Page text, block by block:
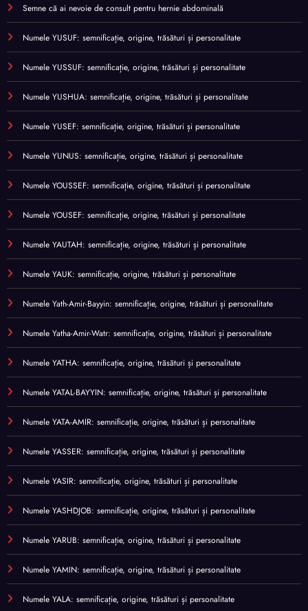
Semne că ai nevoie de consult pentru hernie abdominală
Numele YUSUF: semnificație, origine, trăsături și personalitate
Numele YUSSUF: semnificație, origine, trăsături și personalitate
Numele YUSHUA: semnificație, origine, trăsături și personalitate
Numele YUSEF: semnificație, origine, trăsături și personalitate
Numele YUNUS: semnificație, origine, trăsături și personalitate
Numele YOUSSEF: semnificație, origine, trăsături și personalitate
Numele YOUSEF: semnificație, origine, trăsături și personalitate
Numele YAUTAH: semnificație, origine, trăsături și personalitate
Numele YAUK: semnificație, origine, trăsături și personalitate
Numele Yath-Amir-Bayyin: semnificație, origine, trăsături și personalitate
Numele Yatha-Amir-Watr: semnificație, origine, trăsături și personalitate
Numele YATHA: semnificație, origine, trăsături și personalitate
Numele YATAL-BAYYIN: semnificație, origine, trăsături și personalitate
Numele YATA-AMIR: semnificație, origine, trăsături și personalitate
Numele YASSER: semnificație, origine, trăsături și personalitate
Numele YASIR: semnificație, origine, trăsături și personalitate
Numele YASHDJOB: semnificație, origine, trăsături și personalitate
Numele YARUB: semnificație, origine, trăsături și personalitate
Numele YAMIN: semnificație, origine, trăsături și personalitate
Numele YALA: semnificație, origine, trăsături și personalitate